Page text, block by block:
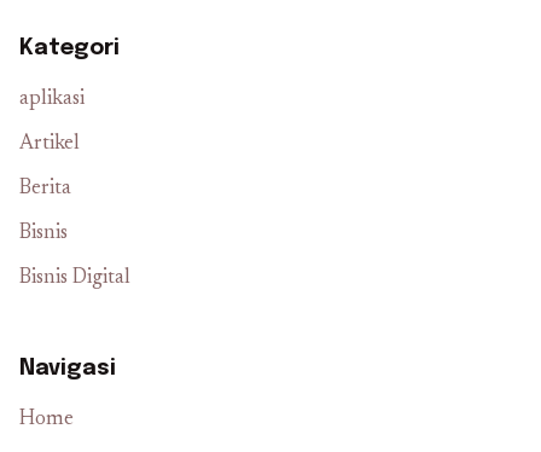
Kategori
aplikasi
Artikel
Berita
Bisnis
Bisnis Digital
Navigasi
Home